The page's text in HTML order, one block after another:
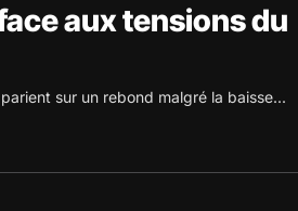
aux tensions du
sur un rebond malgré la baisse...